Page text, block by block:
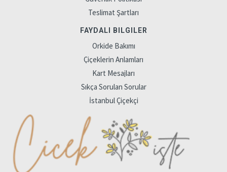
Teslimat Şartları
FAYDALI BILGILER
Orkide Bakımı
Çiçeklerin Anlamları
Kart Mesajları
Sıkça Sorulan Sorular
İstanbul Çiçekçi